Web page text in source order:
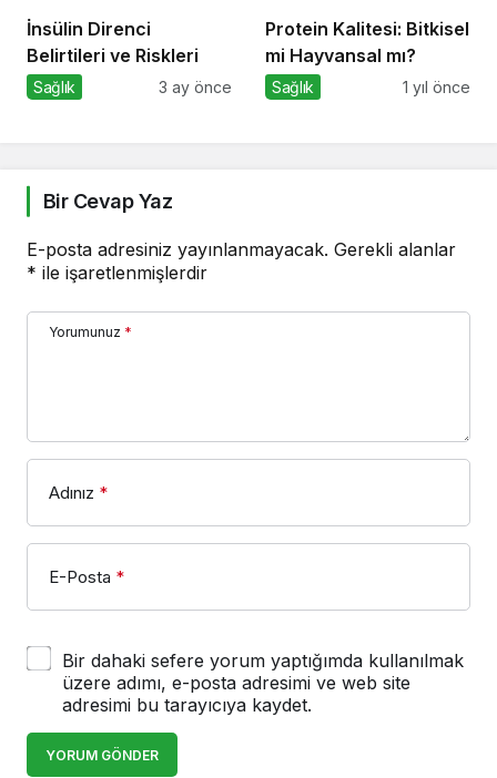
İnsülin Direnci
Belirtileri ve Riskleri
Sağlık 3 ay önce
Protein Kalitesi: Bitkisel
mi Hayvansal mı?
Sağlık 1 yıl önce
Bir Cevap Yaz
E-posta adresiniz yayınlanmayacak. Gerekli alanlar
* ile işaretlenmişlerdir
Yorumunuz *
Adınız *
E-Posta *
Bir dahaki sefere yorum yaptığımda kullanılmak
üzere adımı, e-posta adresimi ve web site
adresimi bu tarayıcıya kaydet.
YORUM GÖNDER